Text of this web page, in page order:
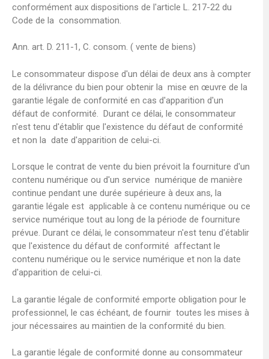
conformément aux dispositions de l'article L. 217-22 du
Code de la consommation.
Ann. art. D. 211-1, C. consom. ( vente de biens)
Le consommateur dispose d'un délai de deux ans à compter
de la délivrance du bien pour obtenir la mise en œuvre de la
garantie légale de conformité en cas d'apparition d'un
défaut de conformité. Durant ce délai, le consommateur
n'est tenu d'établir que l'existence du défaut de conformité
et non la date d'apparition de celui-ci.
Lorsque le contrat de vente du bien prévoit la fourniture d'un
contenu numérique ou d'un service numérique de manière
continue pendant une durée supérieure à deux ans, la
garantie légale est applicable à ce contenu numérique ou ce
service numérique tout au long de la période de fourniture
prévue. Durant ce délai, le consommateur n'est tenu d'établir
que l'existence du défaut de conformité affectant le
contenu numérique ou le service numérique et non la date
d'apparition de celui-ci.
La garantie légale de conformité emporte obligation pour le
professionnel, le cas échéant, de fournir toutes les mises à
jour nécessaires au maintien de la conformité du bien.
La garantie légale de conformité donne au consommateur